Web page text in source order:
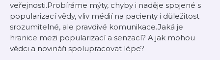
veřejnosti.Probíráme mýty, chyby i naděje spojené s
popularizací vědy, vliv médií na pacienty i důležitost
srozumitelné, ale pravdivé komunikace.Jaká je
hranice mezi popularizací a senzací? A jak mohou
vědci a novináři spolupracovat lépe?